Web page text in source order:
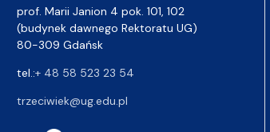
prof. Marii Janion 4 pok. 101, 102
(budynek dawnego Rektoratu UG)
80-309 Gdańsk
tel.:+ 48 58 523 23 54
trzeciwiek@ug.edu.pl